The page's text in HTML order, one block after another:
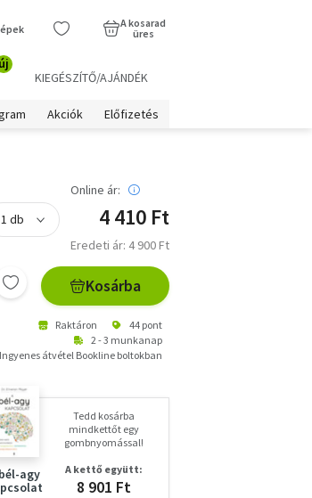
A kosarad
üres
új
KIEGÉSZÍTŐ/AJÁNDÉK
Akciók Előfizetés
Online ár:
4 410 Ft
Eredeti ár: 4 900 Ft
Kosárba
Raktáron
44 pont
2 - 3 munkanap
Ingyenes átvétel Bookline boltokban
agy
Tedd kosárba
mindkettőt egy
gombnyomással!
A kettő együtt:
8 901 Ft